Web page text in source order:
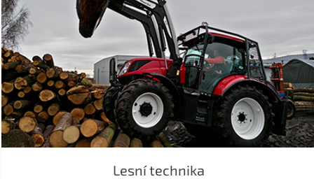
Lesní technika